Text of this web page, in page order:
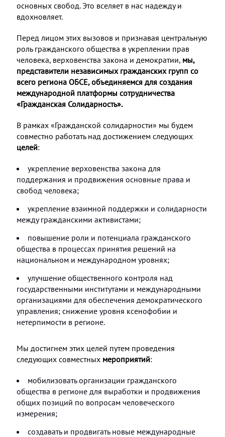
основных свобод. Это вселяет в нас надежду и
вдохновляет.
Перед лицом этих вызовов и признавая центральную
роль гражданского общества в укреплении прав
человека, верховенства закона и демократии, мы,
представители независимых гражданских групп со
всего региона ОБСЕ, объединяемся для создания
международной платформы сотрудничества
«Гражданская Солидарность».
В рамках «Гражданской солидарности» мы будем
совместно работать над достижением следующих
целей:
укрепление верховенства закона для
поддержания и продвижения основные права и
свобод человека;
укрепление взаимной поддержки и солидарности
между гражданскими активистами;
повышение роли и потенциала гражданского
общества в процессах принятия решений на
национальном и международном уровнях;
улучшение общественного контроля над
государственными институтами и международными
организациями для обеспечения демократического
управления; снижение уровня ксенофобии и
нетерпимости в регионе.
Мы достигнем этих целей путем проведения
следующих совместных мероприятий:
мобилизовать организации гражданского
общества в регионе для выработки и продвижения
общих позиций по вопросам человеческого
измерения;
создавать и продвигать новые международные